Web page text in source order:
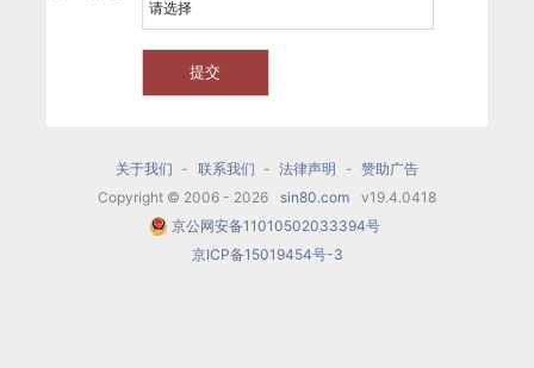
关于我们 - 联系我们 - 法律声明 - 赞助广告
Copyright © 2006 - 2026
sin80.com
v19.4.0418
京公网安备11010502033394号
京ICP备15019454号-3